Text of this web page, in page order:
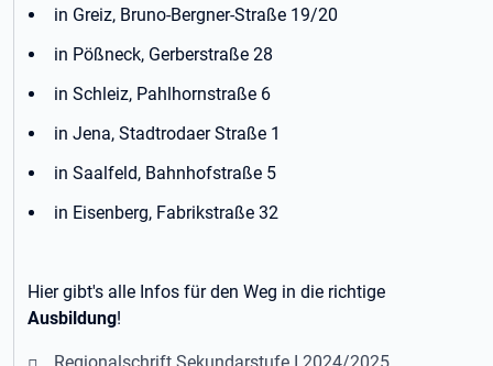
in Greiz, Bruno-Bergner-Straße 19/20
in Pößneck, Gerberstraße 28
in Schleiz, Pahlhornstraße 6
in Jena, Stadtrodaer Straße 1
in Saalfeld, Bahnhofstraße 5
in Eisenberg, Fabrikstraße 32
Hier gibt's alle Infos für den Weg in die richtige
Ausbildung!